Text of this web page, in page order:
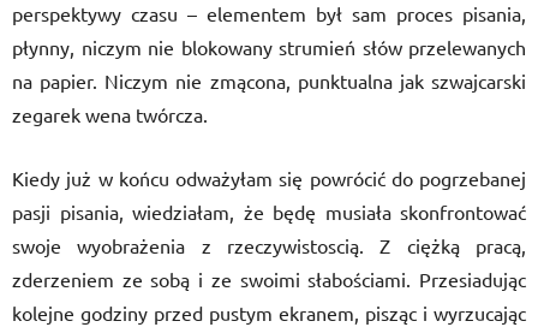
perspektywy czasu – elementem był sam proces pisania,
płynny, niczym nie blokowany strumień słów przelewanych
na papier. Niczym nie zmącona, punktualna jak szwajcarski
zegarek wena twórcza.
Kiedy już w końcu odważyłam się powrócić do pogrzebanej
pasji pisania, wiedziałam, że będę musiała skonfrontować
swoje wyobrażenia z rzeczywistoscią. Z ciężką pracą,
zderzeniem ze sobą i ze swoimi słabościami. Przesiadując
kolejne godziny przed pustym ekranem, pisząc i wyrzucając